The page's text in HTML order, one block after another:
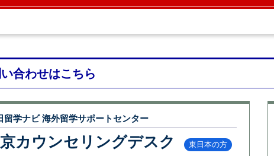
合わせはこちら
留学ナビ 海外留学サポートセンター
カウンセリングデスク 東日本の方